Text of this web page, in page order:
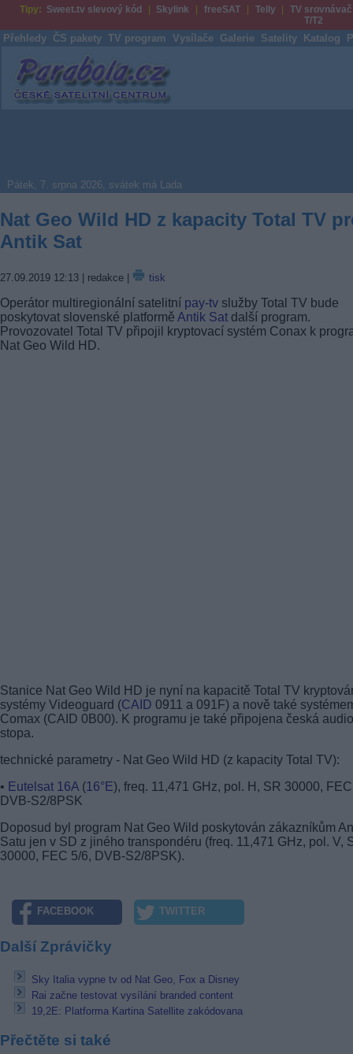
Tipy: Sweet.tv slevový kód Skylink freeSAT Telly
TV srovnávač
T/T2
Přehledy ČS pakety TV program Vysílače Galerie Satelity Katalog
Parabola.cz
Pátek, 7. srpna 2026, svátek má Lada
Nat Geo Wild HD z kapacity Total TV
Antik Sat
27.09.2019 12:13 | redakce | tisk
Operátor multiregionální satelitní pay-tv služby Total TV bude
poskytovat slovenské platformě Antik Sat další program.
Provozovatel Total TV připojil kryptovací systém Conax k
Nat Geo Wild HD.
Stanice Nat Geo Wild HD je nyní na kapacitě Total TV
systémy Videoguard (CAID 0911 a 091F) a nově také
Comax (CAID 0B00). K programu je také připojena česká audio
stopa.
technické parametry - Nat Geo Wild HD (z kapacity Total TV):
• Eutelsat 16A (16°E), freq. 11,471 GHz, pol. H, SR 30000,
DVB-S2/8PSK
Doposud byl program Nat Geo Wild poskytován zákazníkům
Satu jen v SD z jiného transpondéru (freq. 11,471 GHz, pol. V,
30000, FEC 5/6, DVB-S2/8PSK).
FACEBOOK TWITTER
Další Zprávičky
Sky Italia vypne tv od Nat Geo, Fox a Disney
Rai začne testovat vysílání branded content
19,2E: Platforma Kartina Satellite zakódovana
Přečtěte si také